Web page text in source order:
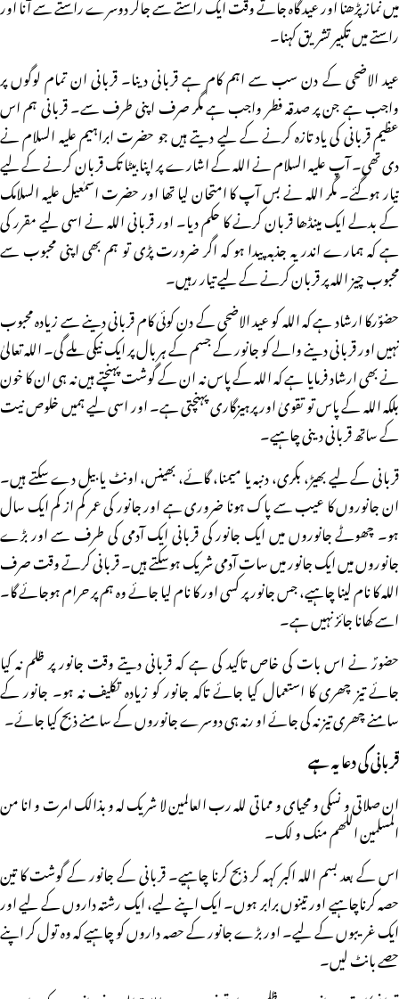
راستے میں تکبیر تشریق کہنا۔
عید الاضحی کے دن سب سے اہم کام ہے قربانی دینا۔ قربانی ان تمام لوگوں پر
واجب ہے جن پر صدقہ فطر واجب ہے مگر صرف اپنی طرف سے۔ قربانی ہم اس
عظیم قربانی کی یاد تازہ کرنے کے لیے دیتے ہیں جو حضرت ابراہیم علیہ السلام نے
دی تھی۔ آپ علیہ السلام نے اللہ کے اشارے پر اپنا بیٹا تک قربان کرنے کے لیے
تیار ہوگئے۔ مگر اللہ نے بس آپ کا امتحان لیا تھا اور حضرت اسمٰعیل علیہ السلامک
کے بدلے ایک مینڈھا قربان کرنے کا حکم دیا۔ اور قربانی اللہ نے اسی لیے مقرر کی
ہے کہ ہمارے اندر یہ جذبہ پیدا ہو کہ اگر ضرورت پڑی تو ہم بھی اپنی محبوب سے
محبوب چیز اللہ پر قربان کرنے کے لیے تیار رہیں۔
حضوؐرکا ارشاد ہے کہ اللہ کو عید الاضحی کے دن کوئی کام قربانی دینے سے زیادہ محبوب
نہیں اور قربانی دینے والے کو جانور کے جسم کے ہر بال پر ایک نیکی ملے گی۔ اللہ تعالیٰ
نے بھی ارشاد فرمایا ہے کہ اللہ کے پاس نہ ان کے گوشت پہنچتے ہیں نہ ہی ان کا خون
بلکہ اللہ کے پاس تو تقویٰ اور پرہیزگاری پہنچتی ہے۔ اور اسی لیے ہمیں خلوص نیت
کے ساتھ قربانی دینی چاہیے۔
قربانی کے لیے بھیڑ، بکری، دنبہ یا میمنا، گائے، بھینس، اونٹ یا بیل دے سکتے ہیں۔
ان جانوروں کا عیب سے پاک ہونا ضروری ہے اور جانور کی عمر کم از کم ایک سال
ہو۔ چھوٹے جانوروں میں ایک جانور کی قربانی ایک آدمی کی طرف سے اور بڑے
جانوروں میں ایک جانور میں سات آدمی شریک ہوسکتے ہیں۔ قربانی کرتے وقت صرف
اللہ کا نام لینا چاہیے، جس جانور پر کسی اور کا نام لیا جائے وہ ہم پر حرام ہوجائے گا۔
اسے کھانا جائز نہیں ہے۔
حضورؐ نے اس بات کی خاص تاکید کی ہے کہ قربانی دیتے وقت جانور پر ظلم نہ کیا
جائے تیز چھری کا استعمال کیا جائے تاکہ جانور کو زیادہ تکلیف نہ ہو۔ جانور کے
سامنے چھری تیز نہ کی جائے او رنہ ہی دوسرے جانوروں کے سامنے ذبح کیا جائے۔
قربانی کی دعا یہ ہے
ان صلاتی و نسکی و محیای و مماتی للہ رب العالمین لا شریک لہ و بذالک امرت و انا من
المسلمین اللھم منک و لک۔
اس کے بعد بسم اللہ اکبر کہہ کر ذبح کرنا چاہیے۔ قربانی کے جانور کے گوشت کا تین
حصہ کرناچاہیے اور تینوں برابر ہوں۔ ایک اپنے لیے، ایک رشتہ داروں کے لیے اور
ایک غریبوں کے لیے۔ اور بڑے جانور کے حصہ داروں کو چاہیے کہ وہ تول کر اپنے
حصے بانٹ لیں۔